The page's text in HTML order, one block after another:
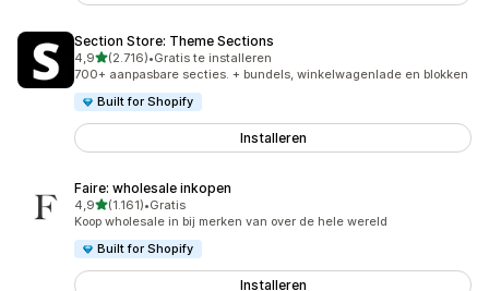
Section Store: Theme Sections
4,9van 5 sterren
(2.716)
2716 recensies in totaal
•Gratis te installeren
700+ aanpasbare secties. + bundels, winkelwagenlade en blokken
Built for Shopify
Installeren
Faire: wholesale inkopen
4,9van 5 sterren
(1.161)
1161 recensies in totaal
•Gratis
Koop wholesale in bij merken van over de hele wereld
Built for Shopify
Installeren